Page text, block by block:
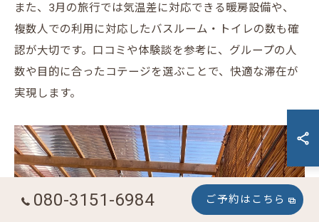
また、3月の旅行では気温差に対応できる暖房設備や、
複数人での利用に対応したバスルーム・トイレの数も確
認が大切です。口コミや体験談を参考に、グループの人
数や目的に合ったコテージを選ぶことで、快適な滞在が
実現します。
080-3151-6984 ご予約はこちら